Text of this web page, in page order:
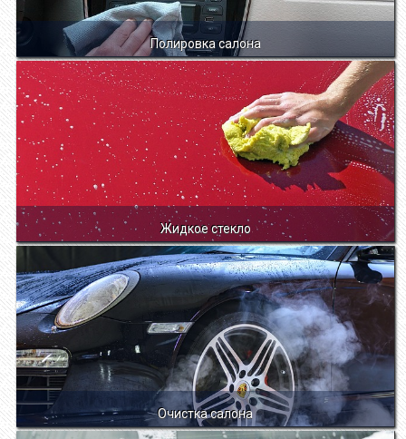
Полировка салона
Жидкое стекло
Очистка салона